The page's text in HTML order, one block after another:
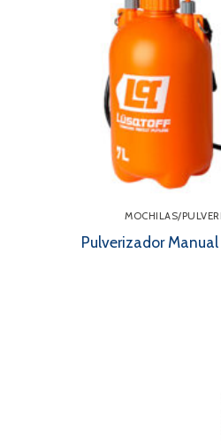
MOCHILAS/
Pulverizador